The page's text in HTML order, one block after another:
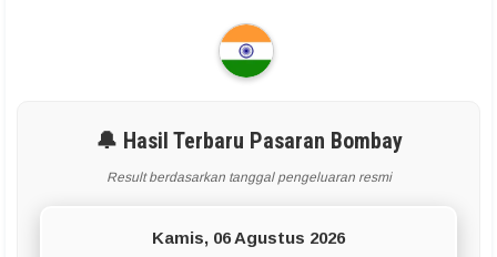
🔔 Hasil Terbaru Pasaran Bombay
Result berdasarkan tanggal pengeluaran resmi
Kamis, 06 Agustus 2026